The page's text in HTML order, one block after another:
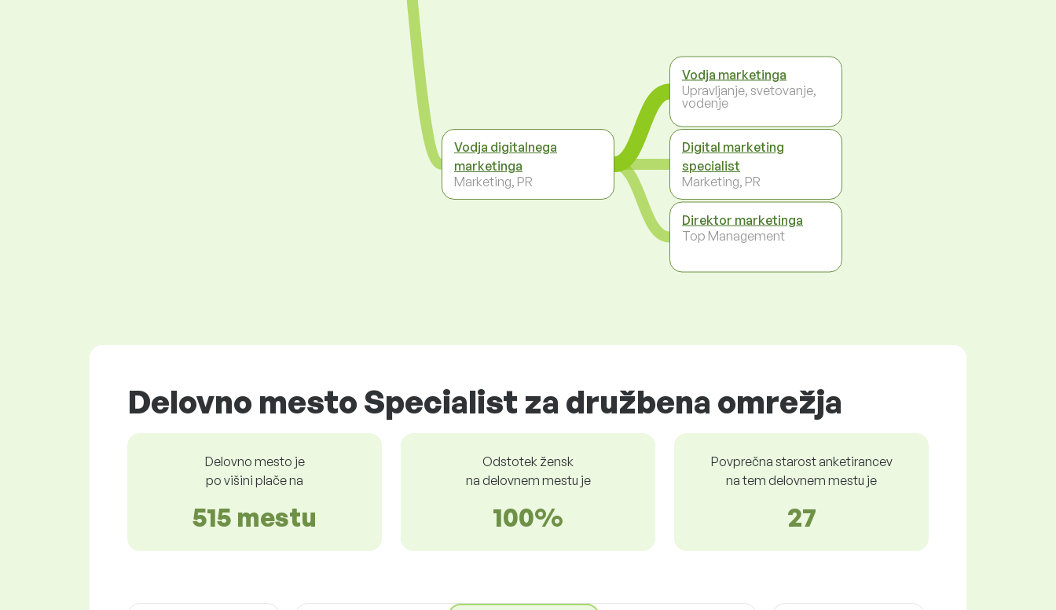
Vodja digitalnega
marketinga
Marketing, PR
Vodja marketinga
Upravljanje, svetovanje,
vodenje
Digital marketing
specialist
Marketing, PR
Direktor marketinga
Top Management
Delovno mesto Specialist za družbena omrežja
Delovno mesto je
po višini plače na
515 mestu
Odstotek žensk
na delovnem mestu je
100%
Povprečna starost anketirancev
na tem delovnem mestu je
27